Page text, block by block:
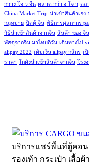
กวาง โจ ว จีน ตลาด กว่า ง โจ ว ตล
China Market Trip นำเข้าสินค้าเอง
กฎหมาย ปิดตู้ จีน พิธีการศุลกากร
วิธีนําเข้าสินค้าจากจีน สินค้า ของ จีน
พัสดุจากจีน มาไทยกี่วัน เดินทางไป
alipay 2022 เติมเงิน alipay กสิกร เ
ราคา โกดังนําเข้าสินค้าจากจีน โรง
บริการแชร์พื้นที่ตู้คอน
รองเท้า กระเป๋า เสื้อ